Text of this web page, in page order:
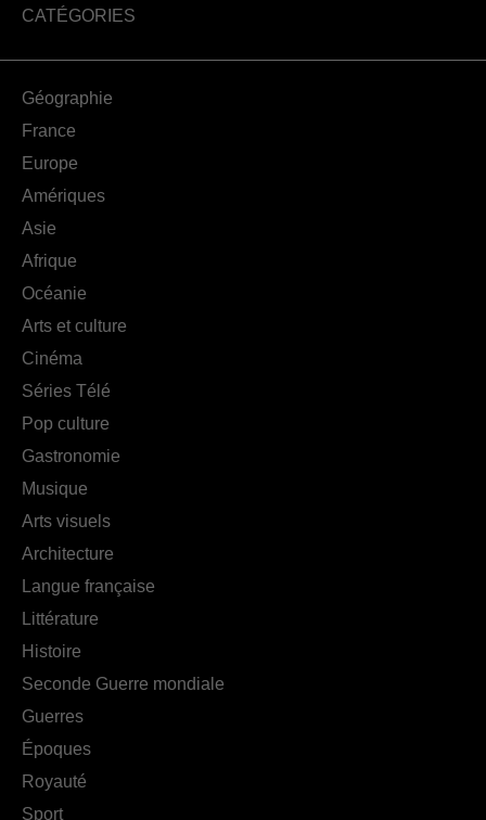
CATÉGORIES
Géographie
France
Europe
Amériques
Asie
Afrique
Océanie
Arts et culture
Cinéma
Séries Télé
Pop culture
Gastronomie
Musique
Arts visuels
Architecture
Langue française
Littérature
Histoire
Seconde Guerre mondiale
Guerres
Époques
Royauté
Sport